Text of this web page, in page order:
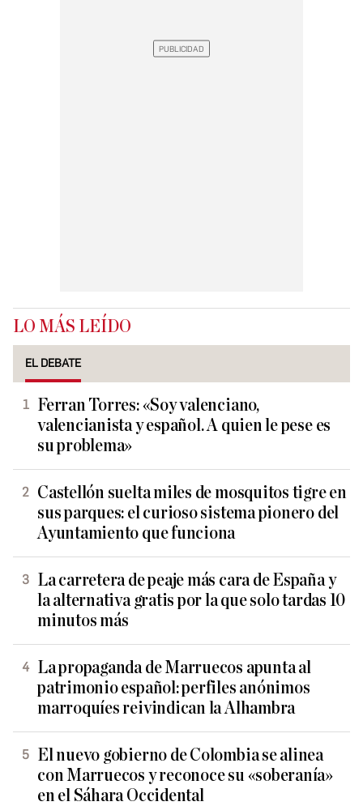
LO MÁS LEÍDO
EL DEBATE
Ferran Torres: «Soy valenciano,
valencianista y español. A quien le pese es
su problema»
Castellón suelta miles de mosquitos tigre en
sus parques: el curioso sistema pionero del
Ayuntamiento que funciona
La carretera de peaje más cara de España y
la alternativa gratis por la que solo tardas 10
minutos más
La propaganda de Marruecos apunta al
patrimonio español: perfiles anónimos
marroquíes reivindican la Alhambra
El nuevo gobierno de Colombia se alinea
con Marruecos y reconoce su «soberanía»
en el Sáhara Occidental